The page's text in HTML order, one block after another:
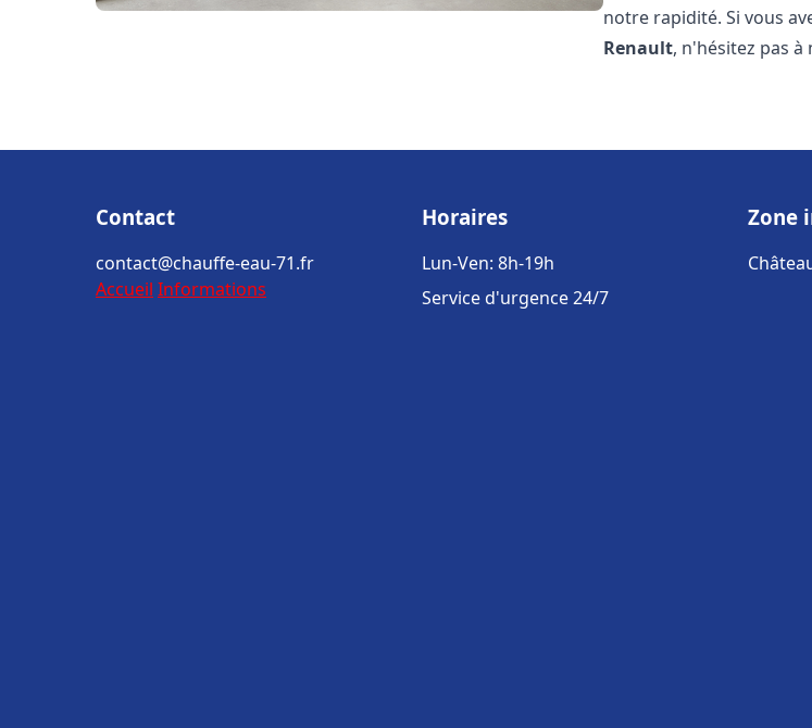
notre rapidité. Si vous
Renault, n'hésitez pas à
Contact
contact@chauffe-eau-71.fr
Accueil Informations
Horaires
Lun-Ven: 8h-19h
Service d'urgence 24/7
Zone